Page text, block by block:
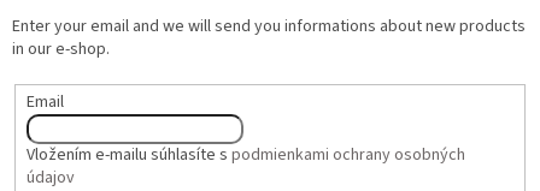
Enter your email and we will send you informations about new products
in our e-shop.
Email
Vložením e-mailu súhlasíte s podmienkami ochrany osobných
údajov